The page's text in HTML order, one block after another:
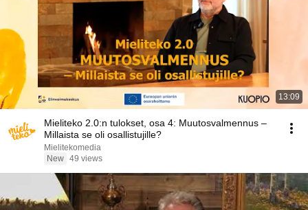
13:09
Mieliteko 2.0:n tulokset, osa 4: Muutosvalmennus –
Millaista se oli osallistujille?
Mielitekomedia
New 49 views